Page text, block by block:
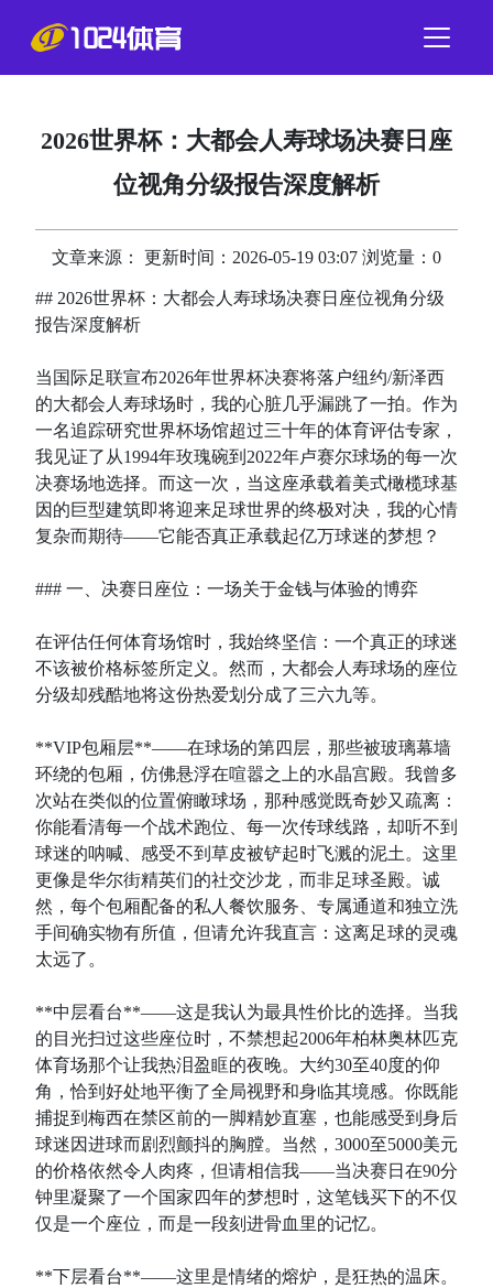
2026世界杯：大都会人寿球场决赛日座
位视角分级报告深度解析
文章来源： 更新时间：2026-05-19 03:07 浏览量：0
## 2026世界杯：大都会人寿球场决赛日座位视角分级
报告深度解析
当国际足联宣布2026年世界杯决赛将落户纽约/新泽西
的大都会人寿球场时，我的心脏几乎漏跳了一拍。作为
一名追踪研究世界杯场馆超过三十年的体育评估专家，
我见证了从1994年玫瑰碗到2022年卢赛尔球场的每一次
决赛场地选择。而这一次，当这座承载着美式橄榄球基
因的巨型建筑即将迎来足球世界的终极对决，我的心情
复杂而期待——它能否真正承载起亿万球迷的梦想？
### 一、决赛日座位：一场关于金钱与体验的博弈
在评估任何体育场馆时，我始终坚信：一个真正的球迷
不该被价格标签所定义。然而，大都会人寿球场的座位
分级却残酷地将这份热爱划分成了三六九等。
**VIP包厢层**——在球场的第四层，那些被玻璃幕墙
环绕的包厢，仿佛悬浮在喧嚣之上的水晶宫殿。我曾多
次站在类似的位置俯瞰球场，那种感觉既奇妙又疏离：
你能看清每一个战术跑位、每一次传球线路，却听不到
球迷的呐喊、感受不到草皮被铲起时飞溅的泥土。这里
更像是华尔街精英们的社交沙龙，而非足球圣殿。诚
然，每个包厢配备的私人餐饮服务、专属通道和独立洗
手间确实物有所值，但请允许我直言：这离足球的灵魂
太远了。
**中层看台**——这是我认为最具性价比的选择。当我
的目光扫过这些座位时，不禁想起2006年柏林奥林匹克
体育场那个让我热泪盈眶的夜晚。大约30至40度的仰
角，恰到好处地平衡了全局视野和身临其境感。你既能
捕捉到梅西在禁区前的一脚精妙直塞，也能感受到身后
球迷因进球而剧烈颤抖的胸膛。当然，3000至5000美元
的价格依然令人肉疼，但请相信我——当决赛日在90分
钟里凝聚了一个国家四年的梦想时，这笔钱买下的不仅
仅是一个座位，而是一段刻进骨血里的记忆。
**下层看台**——这里是情绪的熔炉，是狂热的温床。